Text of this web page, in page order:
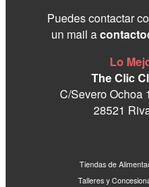
Puedes contactar
un mail a
Lo
The Clic
C/Severo Ochoa
28521
Tiendas de
Talleres y